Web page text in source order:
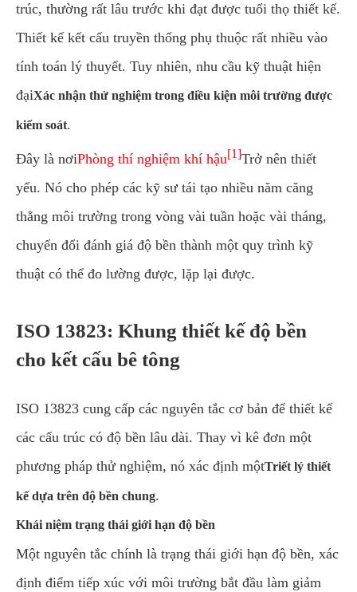
trúc, thường rất lâu trước khi đạt được tuổi thọ thiết kế.
Thiết kế kết cấu truyền thống phụ thuộc rất nhiều vào
tính toán lý thuyết. Tuy nhiên, nhu cầu kỹ thuật hiện
đạiXác nhận thử nghiệm trong điều kiện môi trường được
kiểm soát.
Đây là nơiPhòng thí nghiệm khí hậu[1]Trở nên thiết
yếu. Nó cho phép các kỹ sư tái tạo nhiều năm căng
thẳng môi trường trong vòng vài tuần hoặc vài tháng,
chuyển đổi đánh giá độ bền thành một quy trình kỹ
thuật có thể đo lường được, lặp lại được.
ISO 13823: Khung thiết kế độ bền
cho kết cấu bê tông
ISO 13823 cung cấp các nguyên tắc cơ bản để thiết kế
các cấu trúc có độ bền lâu dài. Thay vì kê đơn một
phương pháp thử nghiệm, nó xác định mộtTriết lý thiết
kế dựa trên độ bền chung.
Khái niệm trạng thái giới hạn độ bền
Một nguyên tắc chính là trạng thái giới hạn độ bền, xác
định điểm tiếp xúc với môi trường bắt đầu làm giảm